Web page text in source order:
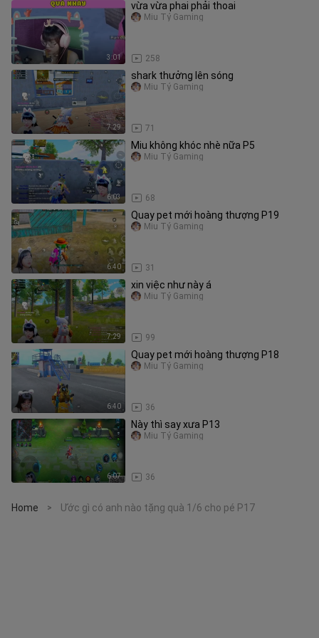
3:01
vừa vừa phai phải thoai
258
Miu Tỷ Gaming
7:29
shark thưởng lên sóng
71
Miu Tỷ Gaming
6:03
Miu không khóc nhè nữa P5
68
Miu Tỷ Gaming
6:40
Quay pet mới hoàng thượng P19
31
Miu Tỷ Gaming
7:29
xin việc như này á
99
Miu Tỷ Gaming
6:40
Quay pet mới hoàng thượng P18
36
Miu Tỷ Gaming
6:07
Này thì say xưa P13
36
Miu Tỷ Gaming
Home > Ước gì có anh nào tặng quà 1/6 cho pé P17